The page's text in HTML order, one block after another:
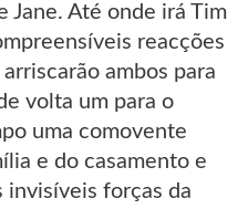
Jane. Até onde irá Tim
reacções
ambos para
volta um para o
uma comovente
e do casamento e
invisíveis forças da